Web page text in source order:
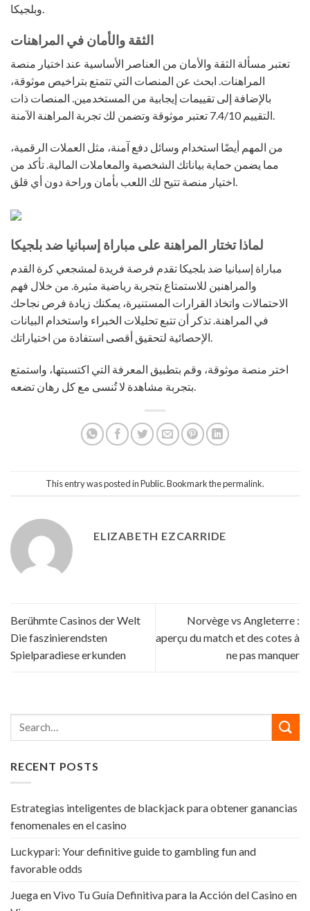
وبلجيكا.
الثقة والأمان في المراهنات
تعتبر مسألة الثقة والأمان من العناصر الأساسية عند اختيار منصة
المراهنات. ابحث عن المنصات التي تتمتع بتراخيص موثوقة،
بالإضافة إلى تقييمات إيجابية من المستخدمين. المنصات ذات
التقييم 7.4/10 تعتبر موثوقة وتضمن لك تجربة المراهنة الآمنة.
من المهم أيضًا استخدام وسائل دفع آمنة، مثل العملات الرقمية،
مما يضمن حماية بياناتك الشخصية والمعاملات المالية. تأكد من
اختيار منصة تتيح لك اللعب بأمان وراحة دون أي قلق.
لماذا تختار المراهنة على مباراة إسبانيا ضد بلجيكا
مباراة إسبانيا ضد بلجيكا تقدم فرصة فريدة لمشجعي كرة القدم
والمراهنين للاستمتاع بتجربة رياضية مثيرة. من خلال فهم
الاحتمالات واتخاذ القرارات المستنيرة، يمكنك زيادة فرص نجاحك
في المراهنة. تذكر أن تتبع تحليلات الخبراء واستخدام البيانات
الإحصائية لتحقيق أقصى استفادة من اختياراتك.
اختر منصة موثوقة، وقم بتطبيق المعرفة التي اكتسبتها، واستمتع
بتجربة مشاهدة لا تُنسى مع كل رهان تضعه.
This entry was posted inPublic. Bookmark thepermalink.
ELIZABETH EZCARRIDE
Berühmte Casinos der Welt
Die faszinierendsten
Spielparadiese erkunden
Norvège vs Angleterre :
aperçu du match et des cotes à
ne pas manquer
RECENT POSTS
Estrategias inteligentes de blackjack para obtener ganancias
fenomenales en el casino
Luckypari: Your definitive guide to gambling fun and
favorable odds
Juega en Vivo Tu Guía Definitiva para la Acción del Casino en